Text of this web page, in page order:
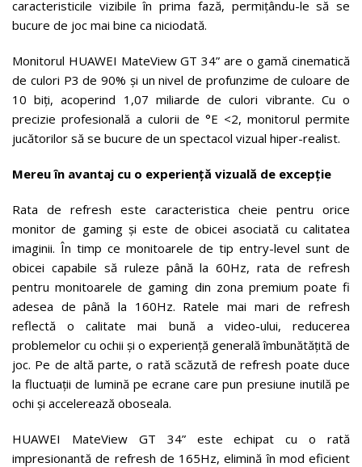
caracteristicile vizibile în prima fază, permițându-le să se
bucure de joc mai bine ca niciodată.
Monitorul HUAWEI MateView GT 34” are o gamă cinematică
de culori P3 de 90% și un nivel de profunzime de culoare de
10 biți, acoperind 1,07 miliarde de culori vibrante. Cu o
precizie profesională a culorii de °E <2, monitorul permite
jucătorilor să se bucure de un spectacol vizual hiper-realist.
Mereu în avantaj cu o experiență vizuală de excepție
Rata de refresh este caracteristica cheie pentru orice
monitor de gaming și este de obicei asociată cu calitatea
imaginii. În timp ce monitoarele de tip entry-level sunt de
obicei capabile să ruleze până la 60Hz, rata de refresh
pentru monitoarele de gaming din zona premium poate fi
adesea de până la 160Hz. Ratele mai mari de refresh
reflectă o calitate mai bună a video-ului, reducerea
problemelor cu ochii și o experiență generală îmbunătățită de
joc. Pe de altă parte, o rată scăzută de refresh poate duce
la fluctuații de lumină pe ecrane care pun presiune inutilă pe
ochi și accelerează oboseala.
HUAWEI MateView GT 34” este echipat cu o rată
impresionantă de refresh de 165Hz, elimină în mod eficient